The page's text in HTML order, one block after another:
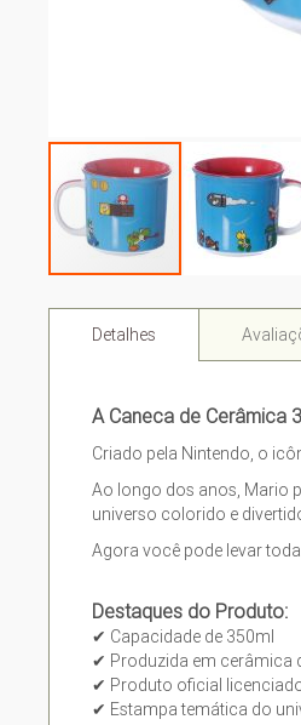
Detalhes
A Caneca de Cerâmica
Criado pela Nintendo, o
Ao longo dos anos, Mario
universo colorido e
Agora você pode levar
Destaques do Produto:
✔ Capacidade de 350ml
✔ Produzida em cerâmica
✔ Produto oficial
✔ Estampa temática do